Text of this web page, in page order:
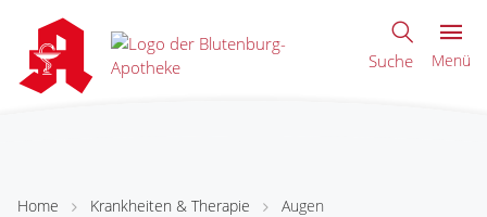
Suche Menü
Home Krankheiten & Therapie Augen